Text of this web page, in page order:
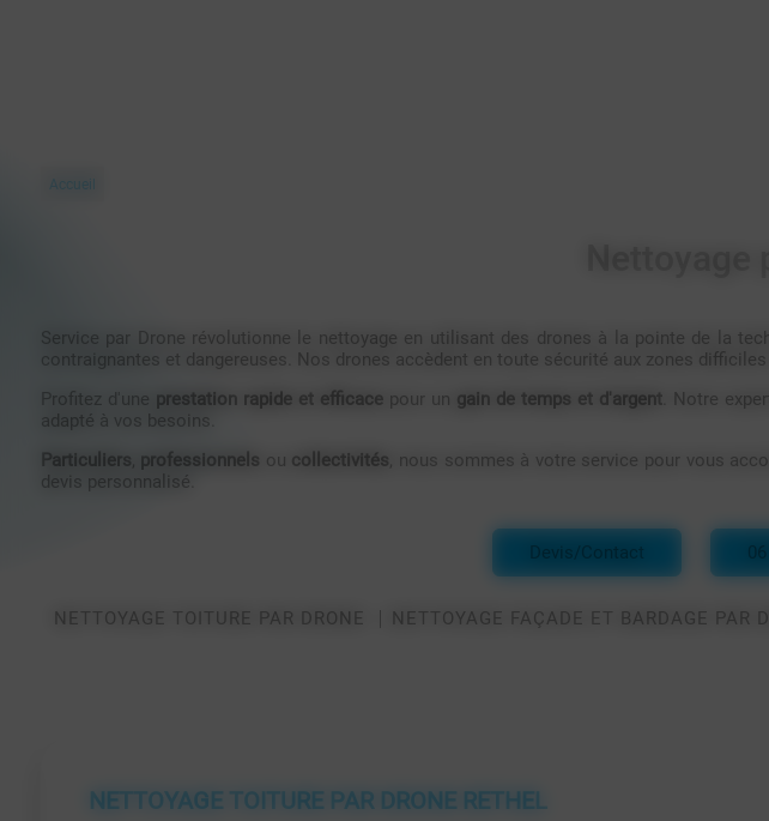
Service par Drone révolutionne le nettoyage en utilisant des drones à la pointe de la
contraignantes et dangereuses. Nos drones accèdent en toute sécurité aux zones
Profitez d'une prestation rapide et efficacepour un gain de temps et d'argent. Notre
adapté à vos besoins.
Particuliers, professionnels ou collectivités, nous sommes à votre service pour vous
devis personnalisé.
Devis/Contact
NETTOYAGE TOITURE PAR DRONE NETTOYAGE FAÇADE ET BARDAGE PAR
NETTOYAGE TOITURE PAR DRONE RETHEL